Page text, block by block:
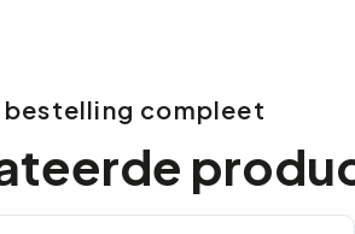
bestelling compleet